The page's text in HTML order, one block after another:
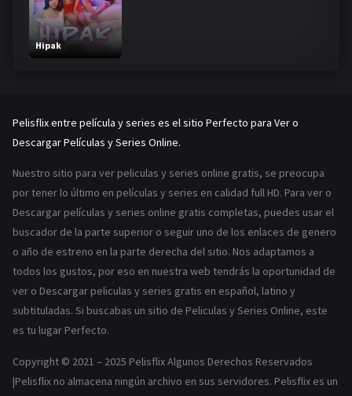
Hipak
Pelisflix entre película y series es el sitio Perfecto para Ver o
Descargar Películas y Series Online.
Nuestro sitio para ver peliculas y series online gratis, se preocupa
por tener lo último en películas y series en calidad full HD. Para ver o
Descargar películas y series online gratis completas, puedes usar el
buscador de la parte superior o seguir uno de los enlaces de genero
o año de estreno en la parte derecha del sitio. Nos adaptamos a
todos los gustos, por eso en nuestra web tendrás la oportunidad de
ver o Descargar peliculas y series gratis en español, latino y
subtituladas. Si buscabas un sitio de Peliculas y Series Online, este
es tu lugar Perfecto.
Copyright © 2021 – 2025 Pelisflix Algunos Derechos Reservados
|Pelisflix no almacena ningún archivo en sus servidores. Pelisflix es un